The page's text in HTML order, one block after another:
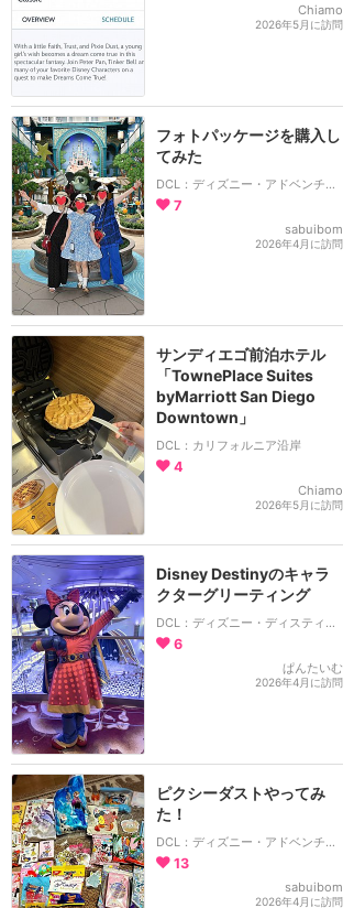
Chiamo
2026年5月に訪問
フォトパッケージを購入し
てみた
DCL：ディズニー・アドベンチャー号
7
sabuibom
2026年4月に訪問
サンディエゴ前泊ホテル
「TownePlace Suites
byMarriott San Diego
Downtown」
DCL：カリフォルニア沿岸
4
Chiamo
2026年5月に訪問
Disney Destinyのキャラ
クターグリーティング
DCL：ディズニー・ディスティニー号
6
ぱんたいむ
2026年4月に訪問
ピクシーダストやってみ
た！
DCL：ディズニー・アドベンチャー号
13
sabuibom
2026年4月に訪問